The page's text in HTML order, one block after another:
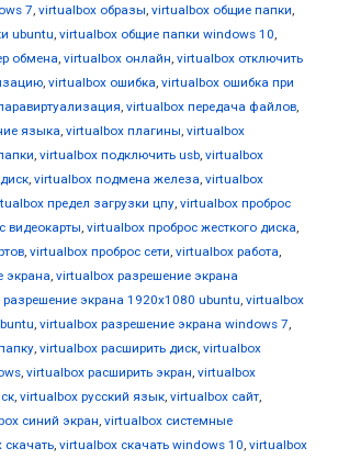
7, virtualbox образы, virtualbox общие папки,
ubuntu, virtualbox общие папки windows 10,
обмена, virtualbox онлайн, virtualbox отключить
, virtualbox ошибка, virtualbox ошибка при
, virtualbox передача файлов,
языка, virtualbox плагины, virtualbox
, virtualbox подключить usb, virtualbox
, virtualbox подмена железа, virtualbox
предел загрузки цпу, virtualbox проброс
видеокарты, virtualbox проброс жесткого диска,
, virtualbox проброс сети, virtualbox работа,
экрана, virtualbox разрешение экрана
экрана 1920x1080 ubuntu, virtualbox
, virtualbox разрешение экрана windows 7,
, virtualbox расширить диск, virtualbox
, virtualbox расширить экран, virtualbox
, virtualbox русский язык, virtualbox сайт,
синий экран, virtualbox системные
, virtualbox скачать windows 10, virtualbox